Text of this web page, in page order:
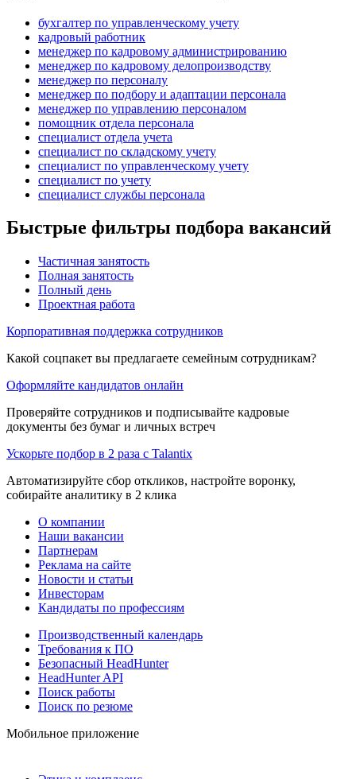
бухгалтер по управленческому учету
кадровый работник
менеджер по кадровому администрированию
менеджер по кадровому делопроизводству
менеджер по персоналу
менеджер по подбору и адаптации персонала
менеджер по управлению персоналом
помощник отдела персонала
специалист отдела учета
специалист по складскому учету
специалист по управленческому учету
специалист по учету
специалист службы персонала
Быстрые фильтры подбора вакансий
Частичная занятость
Полная занятость
Полный день
Проектная работа
Корпоративная поддержка сотрудников
Какой соцпакет вы предлагаете семейным сотрудникам?
Оформляйте кандидатов онлайн
Проверяйте сотрудников и подписывайте кадровые
документы без бумаг и личных встреч
Ускорьте подбор в 2 раза с Talantix
Автоматизируйте сбор откликов, настройте воронку,
собирайте аналитику в 2 клика
О компании
Наши вакансии
Партнерам
Реклама на сайте
Новости и статьи
Инвесторам
Кандидаты по профессиям
Производственный календарь
Требования к ПО
Безопасный HeadHunter
HeadHunter API
Поиск работы
Поиск по резюме
Мобильное приложение